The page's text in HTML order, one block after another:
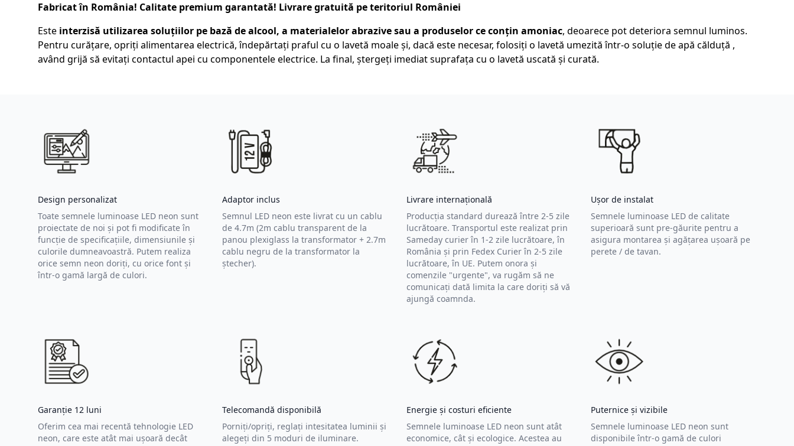
Fabricat în România! Calitate premium garantată! Livrare gratuită pe teritoriul României
Este interzisă utilizarea soluțiilor pe bază de alcool, a materialelor abrazive sau a produselor ce conțin amoniac, deoarece pot deteriora semnul luminos.
Pentru curățare, opriți alimentarea electrică, îndepărtați praful cu o lavetă moale și, dacă este necesar, folosiți o lavetă umezită într-o soluție de apă călduță ,
având grijă să evitați contactul apei cu componentele electrice. La final, ștergeți imediat suprafața cu o lavetă uscată și curată.
Design personalizat
Toate semnele luminoase LED neon sunt
proiectate de noi și pot fi modificate în
funcție de specificațiile, dimensiunile și
culorile dumneavoastră. Putem realiza
orice semn neon doriți, cu orice font și
într-o gamă largă de culori.
Adaptor inclus
Semnul LED neon este livrat cu un cablu
de 4.7m (2m cablu transparent de la
panou plexiglass la transformator + 2.7m
cablu negru de la transformator la
ștecher).
Livrare internațională
Producția standard durează între 2-5 zile
lucrătoare. Transportul este realizat prin
Sameday curier în 1-2 zile lucrătoare, în
România și prin Fedex Curier în 2-5 zile
lucrătoare, în UE. Putem onora și
comenzile "urgente", va rugăm să ne
comunicați dată limita la care doriți să vă
ajungă coamnda.
Ușor de instalat
Semnele luminoase LED de calitate
superioară sunt pre-găurite pentru a
asigura montarea și agățarea ușoară pe
perete / de tavan.
Garanție 12 luni
Oferim cea mai recentă tehnologie LED
neon, care este atât mai ușoară decât
Telecomandă disponibilă
Porniți/opriți, reglați intesitatea luminii și
alegeți din 5 moduri de iluminare.
Energie și costuri eficiente
Semnele luminoase LED neon sunt atât
economice, cât și ecologice. Acestea au
Puternice și vizibile
Semnele luminoase LED neon sunt
disponibile într-o gamă de culori